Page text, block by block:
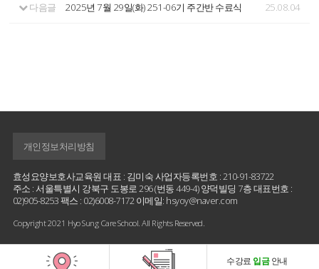
다음글 2025년 7월 29일(화) 251-06기 주간반 수료식 25.08.04
개인정보처리방침
효성요양보호사교육원 대표 : 김미숙 사업자등록번호 : 210-91-83722
주소 : 서울특별시 강북구 도봉로 296 (번동 449-4) 양덕빌딩 7층 대표번호 :
02)905-8253 팩스 : 02)6008-7172 이메일: hsyoy@naver.com
Copyright 2021 Hyo Sung Care School. All Rights Reserved.
수강료 입금안내